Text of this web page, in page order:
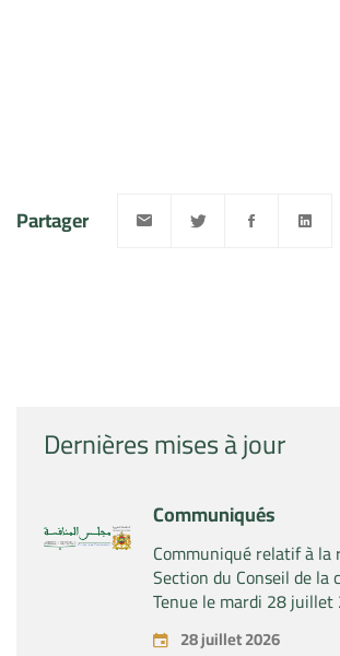
Dernières mises à jour
Communiqués
Communiqué relatif à la
Section du Conseil de la
Tenue le mardi 28
28 juillet 2026
Partager